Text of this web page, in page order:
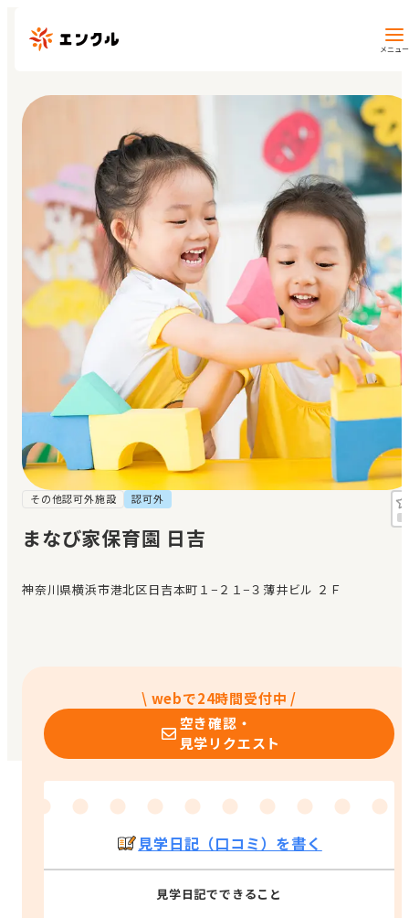
メニュー
地図から探す
地域から探す
マイページ
閲覧履歴
お気に入り
見学日記
メッセージ
おすすめの園
エンクルの特徴と活用方法
その他認可外施設 認可外
まなび家保育園 日吉
神奈川県横浜市港北区日吉本町１−２１−３薄井ビル ２Ｆ
\ webで24時間受付中 /
空き確認・
見学リクエスト
見学日記（口コミ）を書く
見学日記でできること